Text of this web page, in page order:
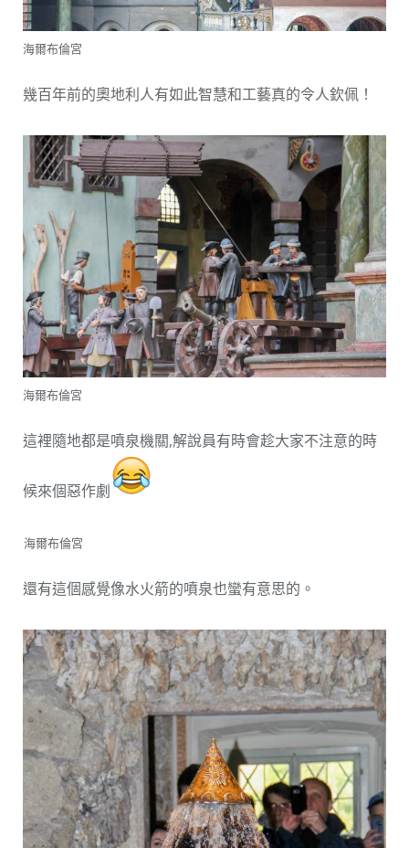
海爾布倫宮
幾百年前的奧地利人有如此智慧和工藝真的令人欽佩！
海爾布倫宮
這裡隨地都是噴泉機關,解說員有時會趁大家不注意的時
候來個惡作劇
海爾布倫宮
還有這個感覺像水火箭的噴泉也蠻有意思的。